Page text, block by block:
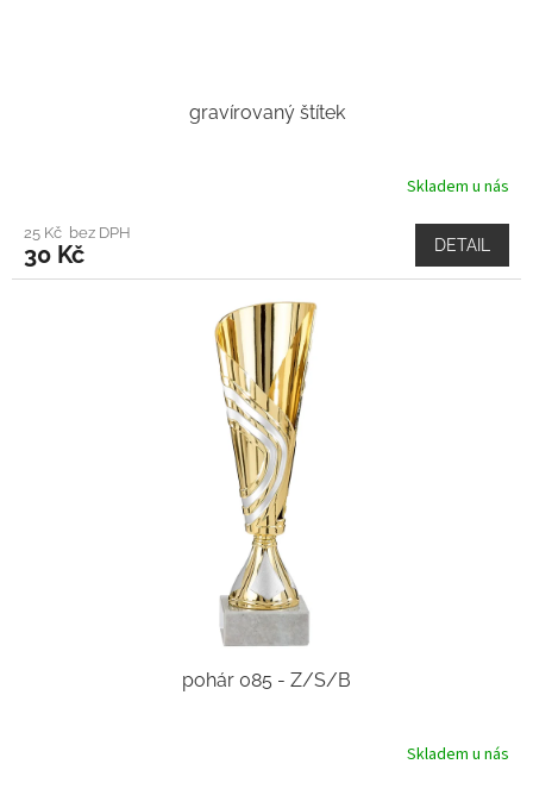
gravírovaný štítek
Skladem u nás
25 Kč bez DPH
30 Kč DETAIL
pohár 085 - Z/S/B
Skladem u nás